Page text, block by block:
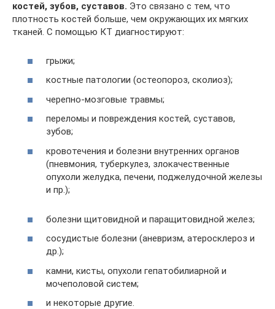
костей, зубов, суставов. Это связано с тем, что
плотность костей больше, чем окружающих их мягких
тканей. С помощью КТ диагностируют:
грыжи;
костные патологии (остеопороз, сколиоз);
черепно-мозговые травмы;
переломы и повреждения костей, суставов,
зубов;
кровотечения и болезни внутренних органов
(пневмония, туберкулез, злокачественные
опухоли желудка, печени, поджелудочной железы
и пр.);
болезни щитовидной и паращитовидной желез;
сосудистые болезни (аневризм, атеросклероз и
др.);
камни, кисты, опухоли гепатобилиарной и
мочеполовой систем;
и некоторые другие.